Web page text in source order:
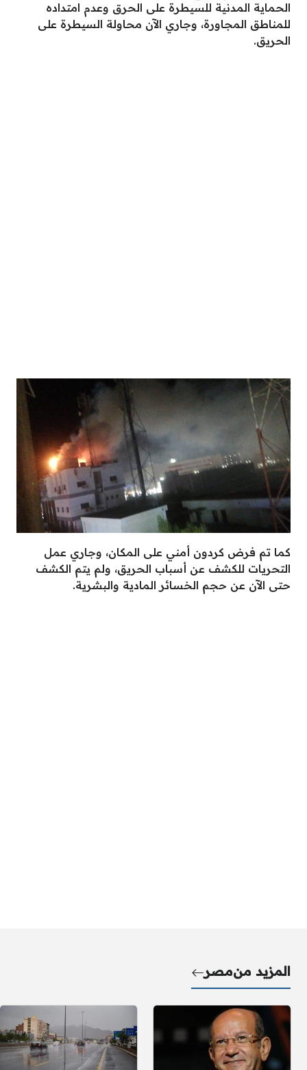
الحماية المدنية للسيطرة على الحرق وعدم امتداده
للمناطق المجاورة، وجاري الآن محاولة السيطرة على
الحريق.
كما تم فرض كردون أمني على المكان، وجاري عمل
التحريات للكشف عن أسباب الحريق، ولم يتم الكشف
حتى الآن عن حجم الخسائر المادية والبشرية.
المزيد منمصر